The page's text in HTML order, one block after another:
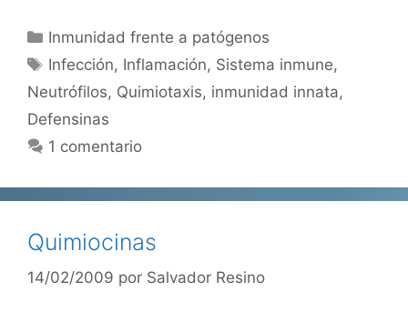
Categorías
Inmunidad frente a patógenos
Etiquetas
Infección, Inflamación, Sistema inmune,
Neutrófilos, Quimiotaxis, inmunidad innata,
Defensinas
1 comentario
Quimiocinas
14/02/2009 por Salvador Resino